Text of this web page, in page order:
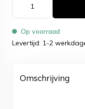
Op voorraad
Levertijd: 1-2
Omschrijving